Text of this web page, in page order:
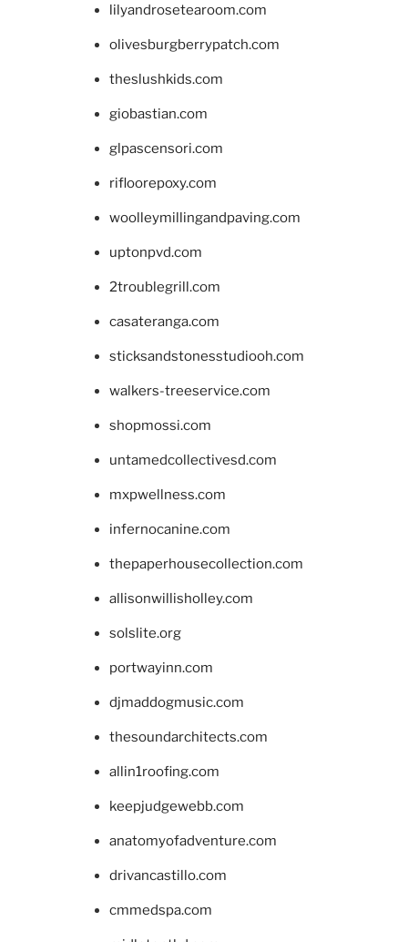
lilyandrosetearoom.com
olivesburgberrypatch.com
theslushkids.com
giobastian.com
glpascensori.com
rifloorepoxy.com
woolleymillingandpaving.com
uptonpvd.com
2troublegrill.com
casateranga.com
sticksandstonesstudiooh.com
walkers-treeservice.com
shopmossi.com
untamedcollectivesd.com
mxpwellness.com
infernocanine.com
thepaperhousecollection.com
allisonwillisholley.com
solslite.org
portwayinn.com
djmaddogmusic.com
thesoundarchitects.com
allin1roofing.com
keepjudgewebb.com
anatomyofadventure.com
drivancastillo.com
cmmedspa.com